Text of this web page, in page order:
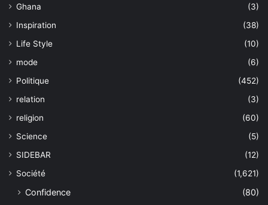
Ghana
(3)
Inspiration
(38)
Life Style
(10)
mode
(6)
Politique
(452)
relation
(3)
religion
(60)
Science
(5)
SIDEBAR
(12)
Société
(1,621)
Confidence
(80)